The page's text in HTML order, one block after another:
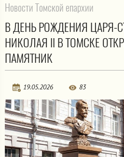
Новости Томской епархии
В ДЕНЬ РОЖДЕНИЯ ЦАРЯ-
НИКОЛАЯ II В ТОМСКЕ
ПАМЯТНИК
19.05.2026 83